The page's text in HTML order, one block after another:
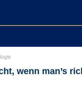
wenn man’s